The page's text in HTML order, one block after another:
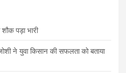
पड़ा भारी
ने युवा किसान की सफलता को बताया